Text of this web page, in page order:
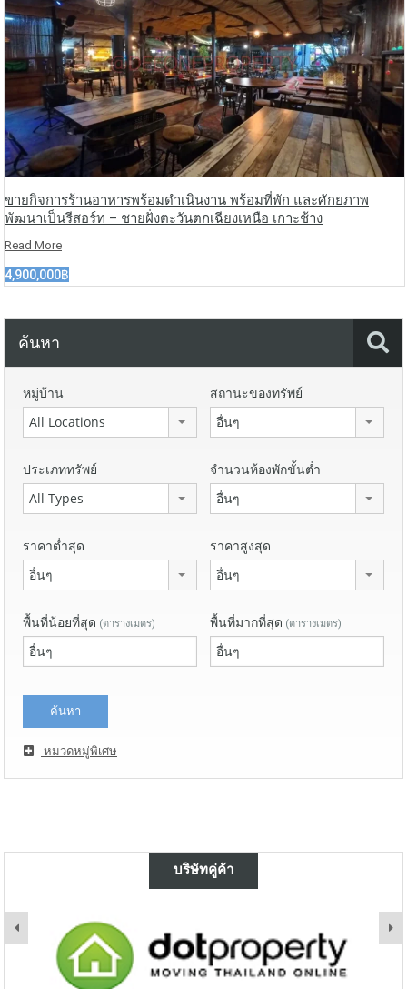
ขายกิจการร้านอาหารพร้อมดำเนินงาน พร้อมที่พัก และศักยภาพ
พัฒนาเป็นรีสอร์ท – ชายฝั่งตะวันตกเฉียงเหนือ เกาะช้าง
Read More
4,900,000฿
ค้นหา
หมู่บ้าน
All Locations
สถานะของทรัพย์
อื่นๆ
ประเภททรัพย์
All Types
จำนวนห้องพักขั้นต่ำ
อื่นๆ
ราคาต่ำสุด
อื่นๆ
ราคาสูงสุด
อื่นๆ
พื้นที่น้อยที่สุด (ตารางเมตร) พื้นที่มากที่สุด (ตารางเมตร)
หมวดหมู่พิเศษ
บริษัทคู่ค้า